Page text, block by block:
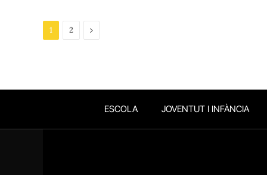
1 2 Next
ESCOLA JOVENTUT I INFÀNCIA